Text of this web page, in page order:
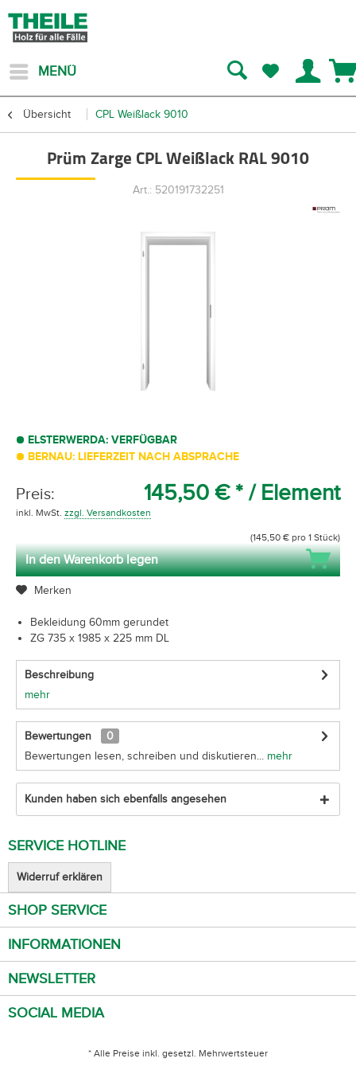
MENÜ
Übersicht CPL Weißlack 9010
Prüm Zarge CPL Weißlack RAL 9010
Art.: 520191732251
ELSTERWERDA: VERFÜGBAR
BERNAU: LIEFERZEIT NACH ABSPRACHE
Preis: 145,50 € * / Element
inkl. MwSt. zzgl. Versandkosten
(145,50 € pro 1 Stück)
In den Warenkorb legen
Merken
Bekleidung 60mm gerundet
ZG 735 x 1985 x 225 mm DL
Beschreibung
mehr
Bewertungen
0
Bewertungen lesen, schreiben und diskutieren... mehr
Kunden haben sich ebenfalls angesehen
SERVICE HOTLINE
Widerruf erklären
SHOP SERVICE
INFORMATIONEN
NEWSLETTER
SOCIAL MEDIA
* Alle Preise inkl. gesetzl. Mehrwertsteuer